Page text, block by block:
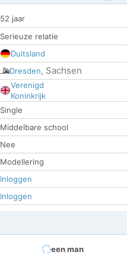
52 jaar
Serieuze relatie
Duitsland
Dresden, Sachsen
Verenigd
Koninkrijk
Single
Middelbare school
Nee
Modellering
Inloggen
Inloggen
een man